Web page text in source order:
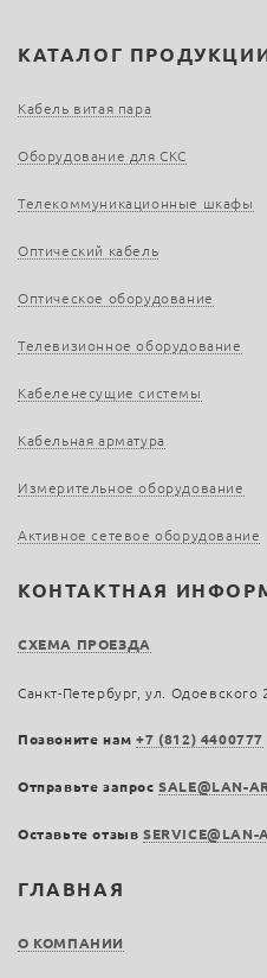
ГЛАВНАЯ
О КОМПАНИИ
КАТАЛОГ
Кабель витая пара
Оборудование для СКС
Телекоммуникационные шкафы
Оптический кабель
Оптическое оборудование
Телевизионное оборудование
Кабеленесущие системы
Кабельная арматура
Измерительное оборудование
Активное сетевое оборудование
КОНТАКТНАЯ
СХЕМА ПРОЕЗДА
Санкт-Петербург, ул.
Позвоните нам+7 (812) 4400777
Отправьте запросSALE@LAN-
Оставьте отзыв SERVICE@LAN-